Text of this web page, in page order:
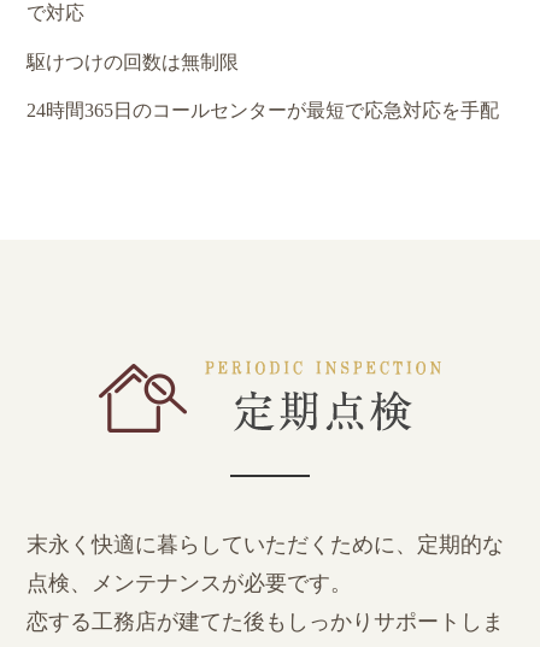
で対応
駆けつけの回数は無制限
24時間365日のコールセンターが最短で応急対応を手配
末永く快適に暮らしていただくために、定期的な
点検、メンテナンスが必要です。
恋する工務店が建てた後もしっかりサポートしま